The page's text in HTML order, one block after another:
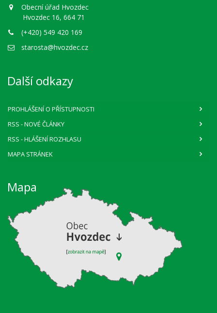
Obecní úřad Hvozdec
Hvozdec 16, 664 71
(+420) 549 420 169
starosta@hvozdec.cz
Další odkazy
PROHLÁŠENÍ O PŘÍSTUPNOSTI
RSS - NOVÉ ČLÁNKY
RSS - HLÁŠENÍ ROZHLASU
MAPA STRÁNEK
Mapa